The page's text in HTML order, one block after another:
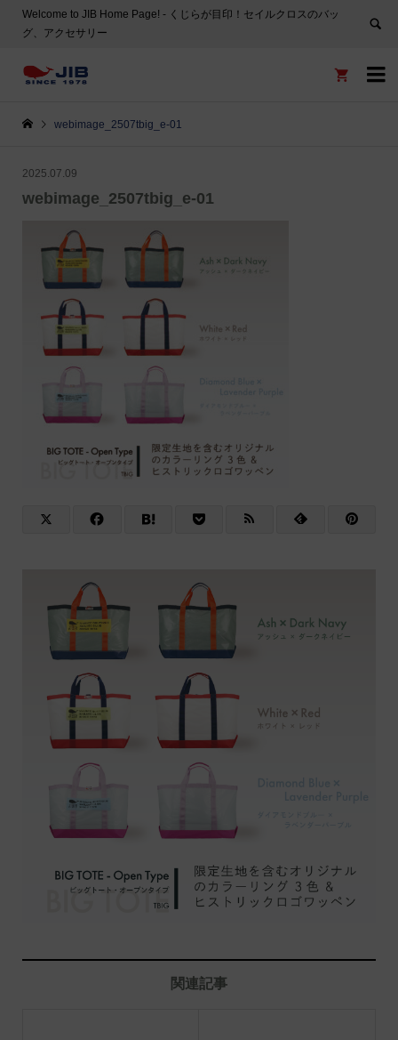
Welcome to JIB Home Page! ‐ くじらが目印！セイルクロスのバッ
グ、アクセサリー


webimage_2507tbig_e-01
2025.07.09
webimage_2507tbig_e-01
関連記事